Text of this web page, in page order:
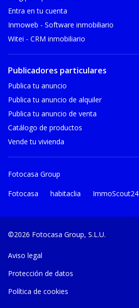
Entra en tu cuenta
Inmoweb - Software inmobiliario
Witei - CRM inmobiliario
Publicadores particulares
Publica tu anuncio
Publica tu anuncio de alquiler
Publica tu anuncio de venta
Catálogo de productos
Vende tu vivienda
Fotocasa Group
Fotocasa habitaclia ImmoScout24
©2026 Fotocasa Group, S.L.U.
Aviso legal
Protección de datos
Política de cookies